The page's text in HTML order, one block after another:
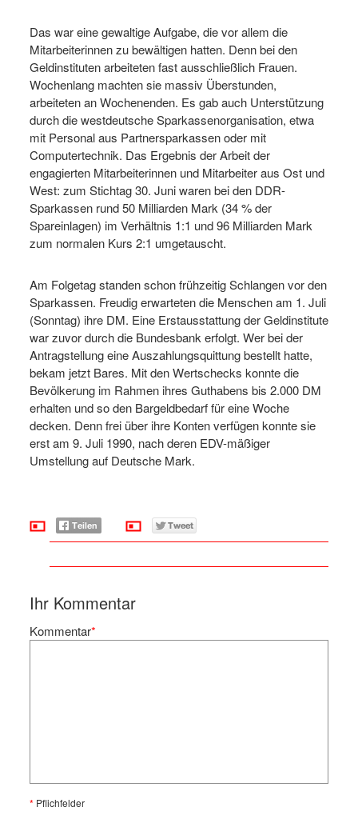
Das war eine gewaltige Aufgabe, die vor allem die
Mitarbeiterinnen zu bewältigen hatten. Denn bei den
Geldinstituten arbeiteten fast ausschließlich Frauen.
Wochenlang machten sie massiv Überstunden,
arbeiteten an Wochenenden. Es gab auch Unterstützung
durch die westdeutsche Sparkassenorganisation, etwa
mit Personal aus Partnersparkassen oder mit
Computertechnik. Das Ergebnis der Arbeit der
engagierten Mitarbeiterinnen und Mitarbeiter aus Ost und
West: zum Stichtag 30. Juni waren bei den DDR-
Sparkassen rund 50 Milliarden Mark (34 % der
Spareinlagen) im Verhältnis 1:1 und 96 Milliarden Mark
zum normalen Kurs 2:1 umgetauscht.
Am Folgetag standen schon frühzeitig Schlangen vor den
Sparkassen. Freudig erwarteten die Menschen am 1. Juli
(Sonntag) ihre DM. Eine Erstausstattung der Geldinstitute
war zuvor durch die Bundesbank erfolgt. Wer bei der
Antragstellung eine Auszahlungsquittung bestellt hatte,
bekam jetzt Bares. Mit den Wertschecks konnte die
Bevölkerung im Rahmen ihres Guthabens bis 2.000 DM
erhalten und so den Bargeldbedarf für eine Woche
decken. Denn frei über ihre Konten verfügen konnte sie
erst am 9. Juli 1990, nach deren EDV-mäßiger
Umstellung auf Deutsche Mark.
Ihr Kommentar
Kommentar*
* Pflichfelder